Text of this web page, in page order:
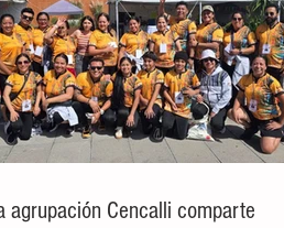
agrupación Cencalli comparte